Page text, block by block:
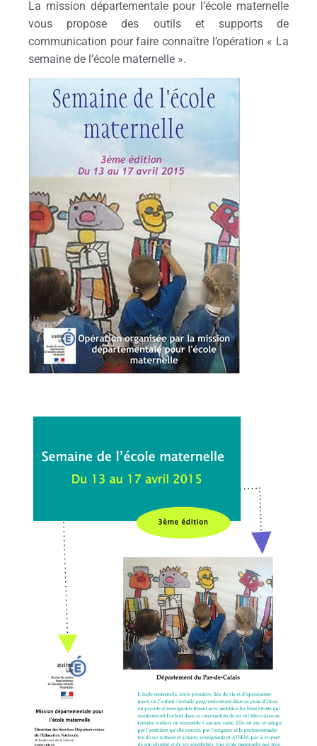
La mission départementale pour l’école maternelle
vous propose des outils et supports de
communication pour faire connaître l’opération « La
semaine de l’école maternelle ».